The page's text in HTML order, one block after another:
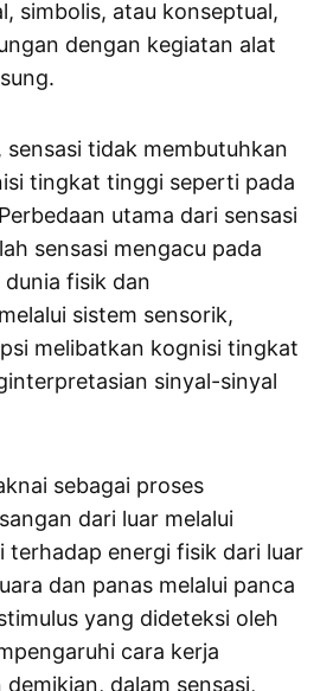
simbolis, atau konseptual,
dengan kegiatan alat
sensasi tidak membutuhkan
tingkat tinggi seperti pada
utama dari sensasi
sensasi mengacu pada
fisik dan
sistem sensorik,
melibatkan kognisi tingkat
sinyal-sinyal
sebagai proses
dari luar melalui
terhadap energi fisik dari luar
dan panas melalui panca
yang dideteksi oleh
cara kerja
dalam sensasi,